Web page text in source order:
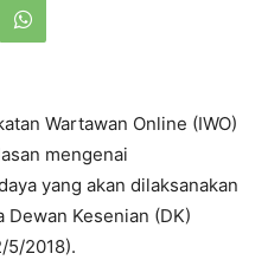
Wartawan Online (IWO)
mengenai
yang akan dilaksanakan
Kesenian (DK)
5/2018).